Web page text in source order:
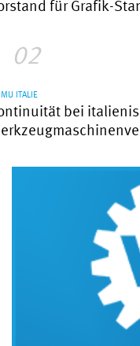
für Grafik-
02
ITALIE
bei